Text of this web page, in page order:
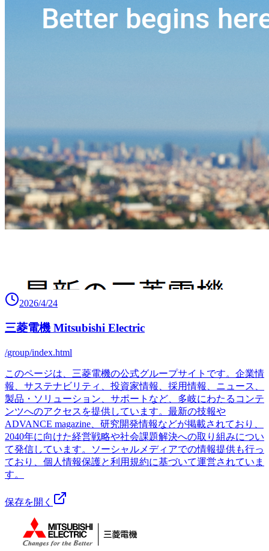
2026/4/24
三菱電機 Mitsubishi Electric
/group/index.html
このページは、三菱電機の公式グループサイトです。企業情
報、サステナビリティ、投資家情報、採用情報、ニュース、
製品・ソリューション、サポートなど、多岐にわたるコンテ
ンツへのアクセスを提供しています。最新の技報や
ADVANCE magazine、研究開発情報などが掲載されており、
2040年に向けた経営戦略や社会課題解決への取り組みについ
て発信しています。ソーシャルメディアでの情報提供も行っ
ており、個人情報保護と利用規約に基づいて運営されていま
す。
保存を開く